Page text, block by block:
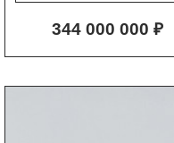
344 000 000 ₽